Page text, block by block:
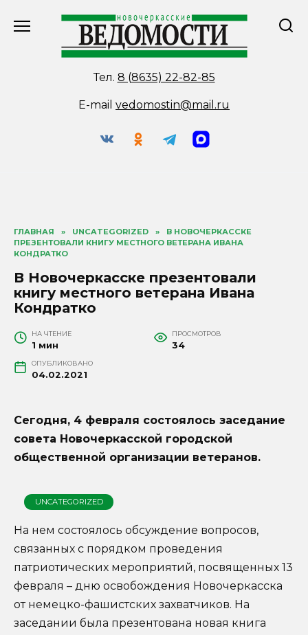
Тел. 8 (8635) 22-82-85
E-mail vedomostin@mail.ru
ГЛАВНАЯ » UNCATEGORIZED »
В НОВОЧЕРКАССКЕ
ПРЕЗЕНТОВАЛИ КНИГУ МЕСТНОГО ВЕТЕРАНА ИВАНА
КОНДРАТКО
В Новочеркасске презентовали
книгу местного ветерана Ивана
Кондратко
НА ЧТЕНИЕ
1 мин
ПРОСМОТРОВ
34
ОПУБЛИКОВАНО
04.02.2021
Сегодня, 4 февраля состоялось заседание
совета Новочеркасской городской
общественной организации ветеранов.
UNCATEGORIZED
На нем состоялось обсуждение вопросов,
связанных с порядком проведения
патриотических мероприятий, посвященных 13
февраля – дню освобождения Новочеркасска
от немецко-фашистских захватчиков. На
заседании была презентована новая книга